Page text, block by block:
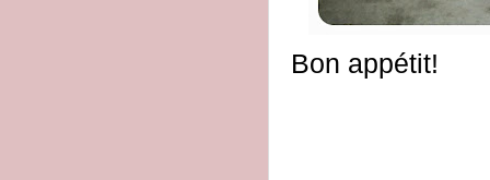
Bon appétit!